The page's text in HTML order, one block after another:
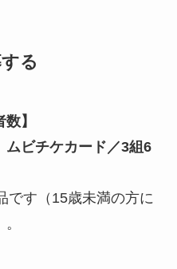
る
】
ビチケカード／3組6
す（15歳未満の方に